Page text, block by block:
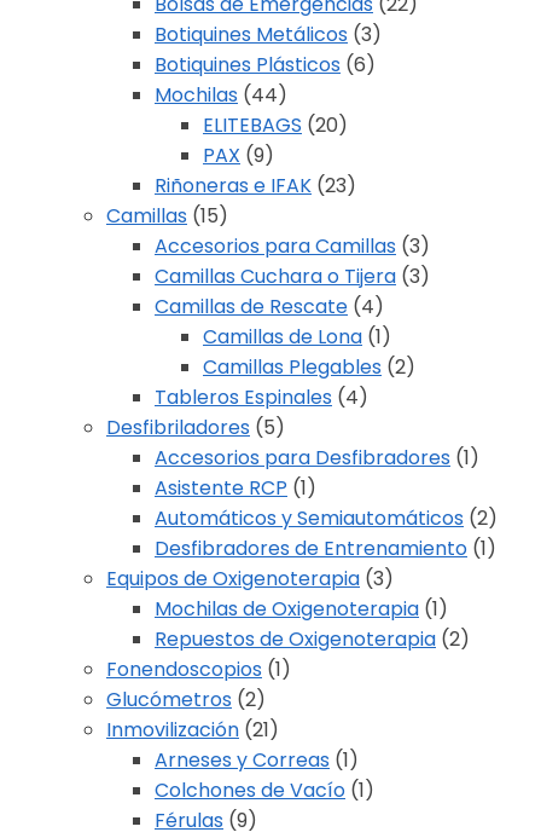
Botiquines Metálicos (3)
Botiquines Plásticos (6)
Mochilas (44)
ELITEBAGS (20)
PAX (9)
Riñoneras e IFAK (23)
Camillas (15)
Accesorios para Camillas (3)
Camillas Cuchara o Tijera (3)
Camillas de Rescate (4)
Camillas de Lona (1)
Camillas Plegables (2)
Tableros Espinales (4)
Desfibriladores (5)
Accesorios para Desfibradores (1)
Asistente RCP (1)
Automáticos y Semiautomáticos (2)
Desfibradores de Entrenamiento (1)
Equipos de Oxigenoterapia (3)
Mochilas de Oxigenoterapia (1)
Repuestos de Oxigenoterapia (2)
Fonendoscopios (1)
Glucómetros (2)
Inmovilización (21)
Arneses y Correas (1)
Colchones de Vacío (1)
Férulas (9)